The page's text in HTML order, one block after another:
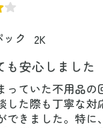
ック 2K
も安心しました
っていた不用品の
した際も丁寧な対
できました。特に